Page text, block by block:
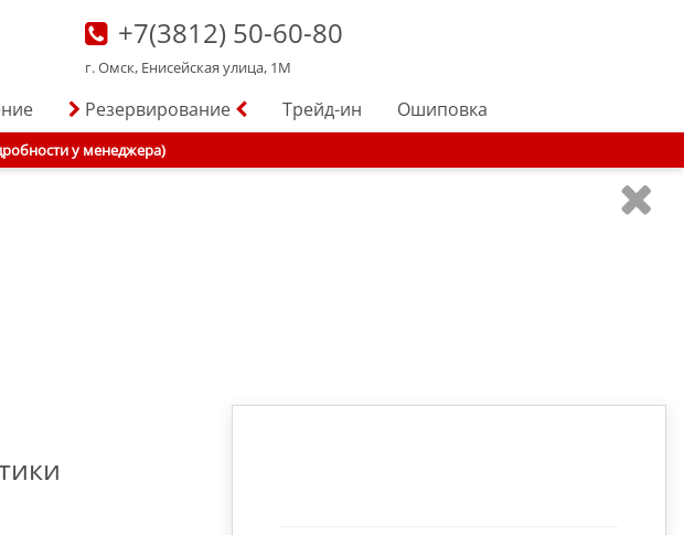
+7(3812) 50-60-80
г. Омск, Енисейская улица, 1М
Резервирование Трейд-ин Ошиповка
у менеджера)